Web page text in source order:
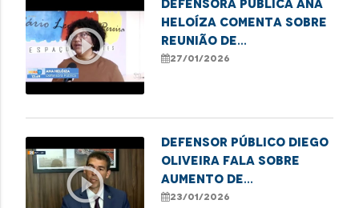
play_circle_outline
Defensora Pública Ana
Heloíza comenta sobre
reunião de
representantes da
Imperatriz
27/01/2026
play_circle_outline
Defensor Público Diego
Oliveira fala sobre
aumento de
inadimplência que
23/01/2026